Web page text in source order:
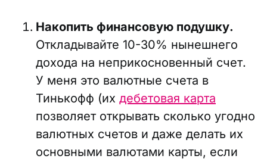
Накопить финансовую подушку.
Откладывайте 10-30% нынешнего
дохода на неприкосновенный счет.
У меня это валютные счета в
Тинькофф (их дебетовая карта
позволяет открывать сколько угодно
валютных счетов и даже делать их
основными валютами карты, если